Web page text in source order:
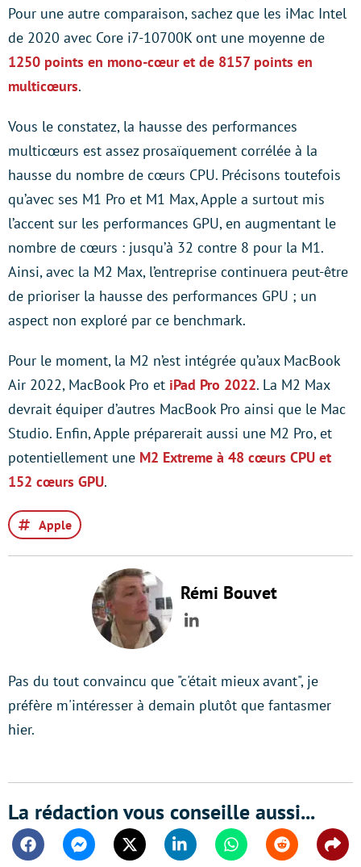
Pour une autre comparaison, sachez que les iMac Intel
de 2020 avec Core i7-10700K ont une moyenne de
1250 points en mono-cœur et de 8157 points en
multicœurs.
Vous le constatez, la hausse des performances
multicœurs est assez prosaïquement corrélée à la
hausse du nombre de cœurs CPU. Précisons toutefois
qu’avec ses M1 Pro et M1 Max, Apple a surtout mis
l’accent sur les performances GPU, en augmentant le
nombre de cœurs : jusqu’à 32 contre 8 pour la M1.
Ainsi, avec la M2 Max, l’entreprise continuera peut-être
de prioriser la hausse des performances GPU ; un
aspect non exploré par ce benchmark.
Pour le moment, la M2 n’est intégrée qu’aux MacBook
Air 2022, MacBook Pro et iPad Pro 2022. La M2 Max
devrait équiper d’autres MacBook Pro ainsi que le Mac
Studio. Enfin, Apple préparerait aussi une M2 Pro, et
potentiellement une M2 Extreme à 48 cœurs CPU et
152 cœurs GPU.
Apple
Rémi Bouvet
LinkedIn
Pas du tout convaincu que "c'était mieux avant", je
préfère m'intéresser à demain plutôt que fantasmer
hier.
La rédaction vous conseille aussi...
FacebookMessengerTwitter Linkedin WhatsappReddit